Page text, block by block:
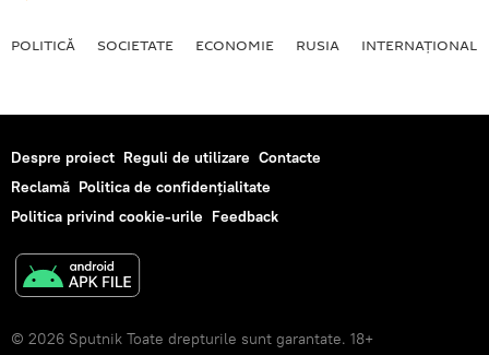
POLITICĂ SOCIETATE ECONOMIE RUSIA INTERNAŢIONAL
Despre proiect Reguli de utilizare Contacte
Reclamă Politica de confidențialitate
Politica privind cookie-urile Feedback
© 2026 Sputnik Toate drepturile sunt garantate. 18+